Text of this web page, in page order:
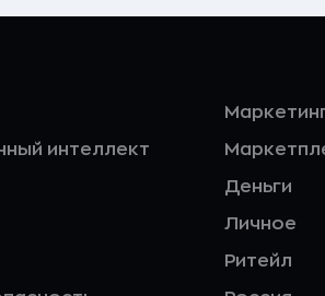
интеллект
Деньги
Личное
Ритейл